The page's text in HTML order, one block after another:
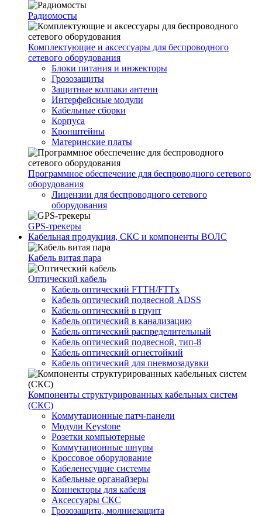
Радиомосты
Комплектующие и аксессуары для беспроводного
сетевого оборудования
Блоки питания и инжекторы
Грозозащиты
Защитные колпаки антенн
Интерфейсные модули
Кабельные сборки
Корпуса
Кронштейны
Материнские платы
Программное обеспечение для беспроводного сетевого
оборудования
Лицензии для беспроводного сетевого
оборудования
GPS-трекеры
Кабельная продукция, СКС и компоненты ВОЛС
Кабель витая пара
Оптический кабель
Кабель оптический FTTH/FTTx
Кабель оптический подвесной ADSS
Кабель оптический в грунт
Кабель оптический в канализацию
Кабель оптический распределительный
Кабель оптический подвесной, тип-8
Кабель оптический огнестойкий
Кабель оптический для пневмозадувки
Компоненты структурированных кабельных систем
(СКС)
Коммутационные патч-панели
Модули Keystone
Розетки компьютерные
Коммутационные шнуры
Кроссовое оборудование
Кабеленесущие системы
Кабельные органайзеры
Коннекторы для кабеля
Аксессуары СКС
Грозозащита, молниезащита